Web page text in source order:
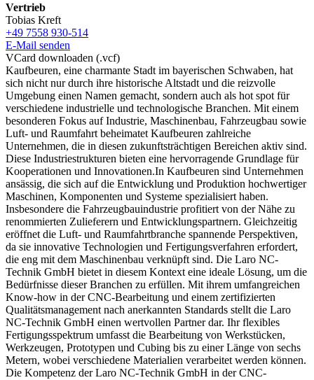
Vertrieb
Tobias Kreft
+49 7558 930-514
E-Mail senden
VCard downloaden (.vcf)
Kaufbeuren, eine charmante Stadt im bayerischen Schwaben, hat
sich nicht nur durch ihre historische Altstadt und die reizvolle
Umgebung einen Namen gemacht, sondern auch als hot spot für
verschiedene industrielle und technologische Branchen. Mit einem
besonderen Fokus auf Industrie, Maschinenbau, Fahrzeugbau sowie
Luft- und Raumfahrt beheimatet Kaufbeuren zahlreiche
Unternehmen, die in diesen zukunftsträchtigen Bereichen aktiv sind.
Diese Industriestrukturen bieten eine hervorragende Grundlage für
Kooperationen und Innovationen.In Kaufbeuren sind Unternehmen
ansässig, die sich auf die Entwicklung und Produktion hochwertiger
Maschinen, Komponenten und Systeme spezialisiert haben.
Insbesondere die Fahrzeugbauindustrie profitiert von der Nähe zu
renommierten Zulieferern und Entwicklungspartnern. Gleichzeitig
eröffnet die Luft- und Raumfahrtbranche spannende Perspektiven,
da sie innovative Technologien und Fertigungsverfahren erfordert,
die eng mit dem Maschinenbau verknüpft sind. Die Laro NC-
Technik GmbH bietet in diesem Kontext eine ideale Lösung, um die
Bedürfnisse dieser Branchen zu erfüllen. Mit ihrem umfangreichen
Know-how in der CNC-Bearbeitung und einem zertifizierten
Qualitätsmanagement nach anerkannten Standards stellt die Laro
NC-Technik GmbH einen wertvollen Partner dar. Ihr flexibles
Fertigungsspektrum umfasst die Bearbeitung von Werkstücken,
Werkzeugen, Prototypen und Cubing bis zu einer Länge von sechs
Metern, wobei verschiedene Materialien verarbeitet werden können.
Die Kompetenz der Laro NC-Technik GmbH in der CNC-